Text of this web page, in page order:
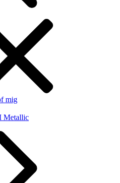
mig